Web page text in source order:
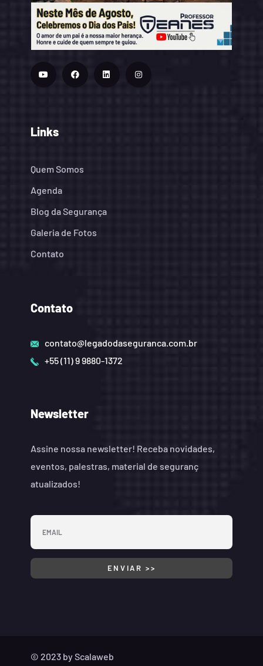
Links
Quem Somos
Agenda
Blog da Segurança
Galeria de Fotos
Contato
Contato
contato@legadodaseguranca.com.br
+55 (11) 9 9880-1372
Newsletter
Assine nossa newsletter! Receba novidades,
eventos, palestras, material de seguranç
atualizados!
© 2023 byScalaweb